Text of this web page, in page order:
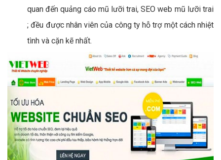
quan đến quảng cáo mũ lưỡi trai, SEO web mũ lưỡi trai
; đều được nhân viên của công ty hỗ trợ một cách nhiệt
tình và cặn kẽ nhất.